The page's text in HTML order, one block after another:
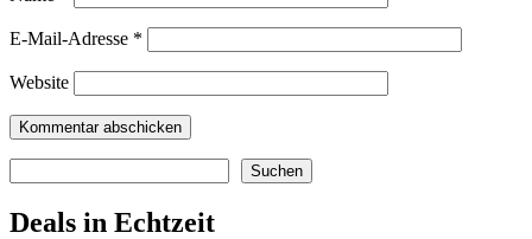
E-Mail-Adresse *
Website
Suchen
Deals in Echtzeit